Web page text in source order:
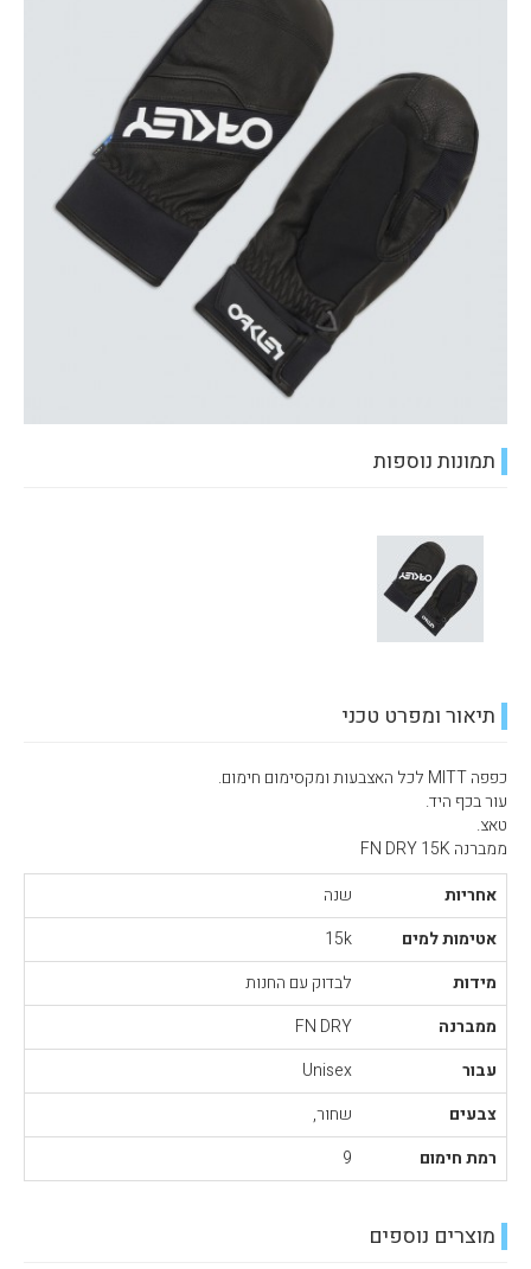
תמונות נוספות
תיאור ומפרט טכני
כפפה MITT לכל האצבעות ומקסימום חימום.
עור בכף היד.
טאצ.
ממברנה FN DRY 15K
אחריות
שנה
אטימות למים
15k
מידות
לבדוק עם החנות
ממברנה
FN DRY
עבור
Unisex
צבעים
שחור,
רמת חימום
9
מוצרים נוספים